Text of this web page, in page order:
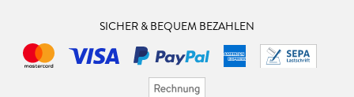
SICHER & BEQUEM BEZAHLEN